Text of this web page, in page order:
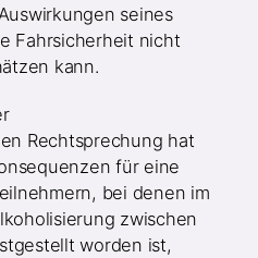
seines
Fahrsicherheit nicht
kann.
Rechtsprechung hat
für eine
bei denen im
zwischen
worden ist,